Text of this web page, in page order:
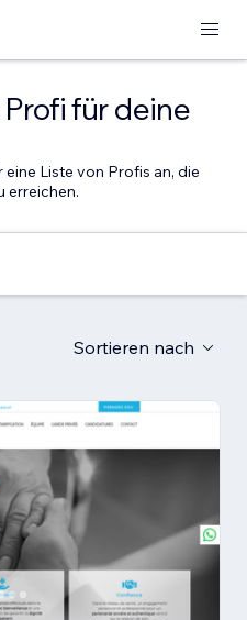
für deine
eine Liste von Profis an, die
erreichen.
Sortieren nach